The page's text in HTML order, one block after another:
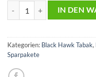
2x Black Hawk 49,75€ 230g
IN DEN
Kategorien: Black Hawk Tabak,
Sparpakete